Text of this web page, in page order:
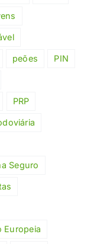
peões PIN
PRP
Seguro
Europeia